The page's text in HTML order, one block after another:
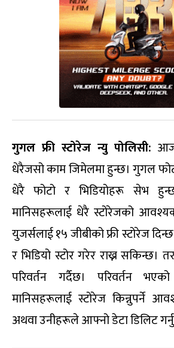
गुगल फ्री स्टोरेज न्यु पोलिसी:
धेरैजसो काम जिमेलमा हुन्छ। गुगल
धेरै फोटो र भिडियोहरू सेभ
मानिसहरूलाई धेरै स्टोरेजको
युजर्सलाई १५ जीबीको फ्री स्टोरेज
र भिडियो स्टोर गरेर राख्न
परिवर्तन गर्दैछ। परिवर्तन
मानिसहरूलाई स्टोरेज किन्नुपर्ने
अथवा उनीहरूले आफ्नो डेटा डिलिट